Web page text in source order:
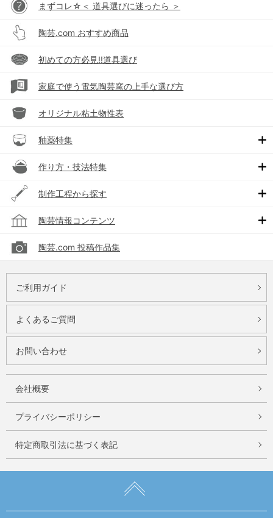
まずコレ☆＜ 道具選びに迷ったら ＞
陶芸.com おすすめ商品
初めての方必見!!道具選び
家庭で使う電気陶芸窯の上手な選び方
オリジナル粘土物性表
釉薬特集
作り方・技法特集
制作工程から探す
陶芸情報コンテンツ
陶芸.com 投稿作品集
ご利用ガイド
よくあるご質問
お問い合わせ
会社概要
プライバシーポリシー
特定商取引法に基づく表記